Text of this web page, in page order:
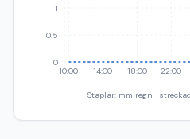
10:00 14:00 18:00 22:00
0
0.5
1
Staplar: mm regn ·